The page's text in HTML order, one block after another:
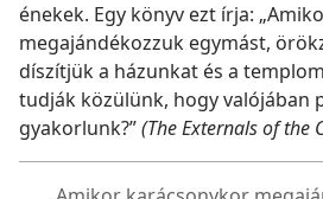
énekek. Egy könyv ezt írja:
megajándékozzuk egymást,
díszítjük a házunkat és a
tudják közülünk, hogy valójában
gyakorlunk?”(The Externals of the